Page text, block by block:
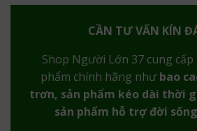
CẦN TƯ VẤN KÍN
Shop Người Lớn 37 cung cấp
phẩm chính hãng như bao
trơn, sản phẩm kéo dài thời
sản phẩm hỗ trợ đời